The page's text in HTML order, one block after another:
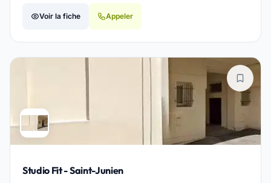
Voir la fiche Appeler
Studio Fit - Saint-Junien